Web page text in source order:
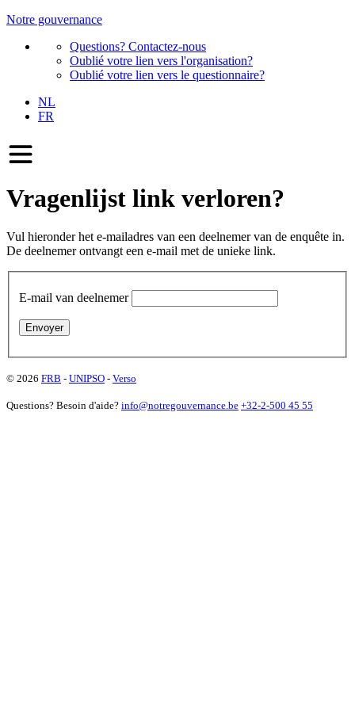
Notre gouvernance
Questions? Contactez-nous
Oublié votre lien vers l'organisation?
Oublié votre lien vers le questionnaire?
NL
FR
Vragenlijst link verloren?
Vul hieronder het e-mailadres van een deelnemer van de enquête in.
De deelnemer ontvangt een e-mail met de unieke link.
E-mail van deelnemer
© 2026 FRB - UNIPSO - Verso
Questions? Besoin d'aide? info@notregouvernance.be +32-2-500 45 55